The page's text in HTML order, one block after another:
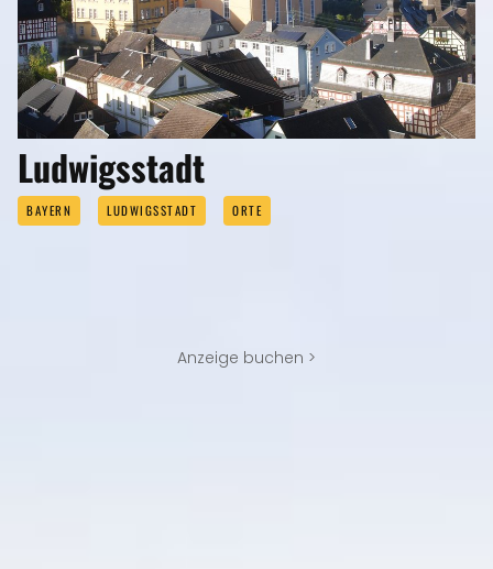
Ludwigsstadt
BAYERN LUDWIGSSTADT ORTE
Anzeige buchen >